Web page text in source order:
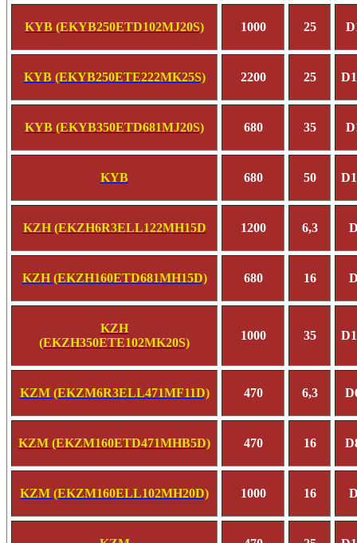
KYB (EKYB250ETD102MJ20S) 1000 25
KYB (EKYB250ETE222MK25S) 2200 25
KYB (EKYB350ETD681MJ20S) 680 35
KYB 680 50
KZH (EKZH6R3ELL122MH15D 1200 6,3
KZH (EKZH160ETD681MH15D) 680 16
KZH
(EKZH350ETE102MK20S)
1000 35
KZM (EKZM6R3ELL471MF11D) 470 6,3
KZM (EKZM160ETD471MHB5D) 470 16
KZM (EKZM160ELL102MH20D) 1000 16